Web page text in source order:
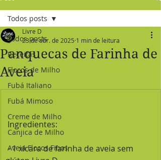
Todos posts
Receitas
Flocos de Milho
Fubá Italiano
Fubá Mimoso
Creme de Milho
Canjica de Milho
Aveia Flocos Finos
Todos posts
Panquecas de Farinha de
Aveia
Livre D
23 de abr. de 2025 1 min de leitura
Ingredientes: